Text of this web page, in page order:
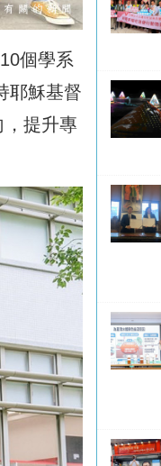
個學系
耶穌基督
，提升專